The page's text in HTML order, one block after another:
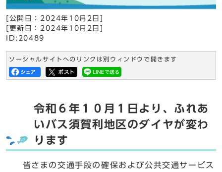
[公開日： 2024年10月2日
[更新日： 2024年10月2日
ID:20489
ソーシャルサイトへのリンクは別ウィンドウで開きます
令和６年１０月１日より、ふれあ
いバス須賀利地区のダイヤが変わ
ります
皆さまの交通手段の確保および公共交通サービス